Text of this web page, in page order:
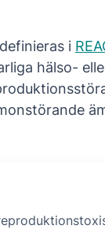
i
hälso-